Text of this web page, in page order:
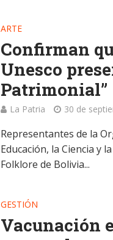
ARTE
Confirman
Unesco
Patrimonial”
La Patria 30 de
Representantes de la
Educación, la Ciencia y
Folklore de Bolivia...
GESTIÓN
Vacunación